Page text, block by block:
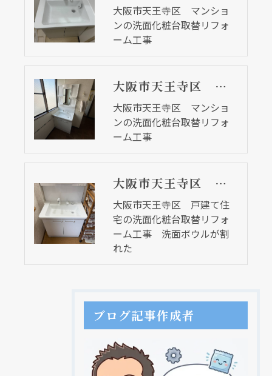
大阪市天王寺区 マンショ
ンの洗面化粧台取替リフォ
ーム工事
大阪市天王寺区 マンションの洗面化粧台取替リフォーム工事
大阪市天王寺区 マンショ
ンの洗面化粧台取替リフォ
ーム工事
大阪市天王寺区 戸建て住宅の洗面化粧台取替リフォーム工事 洗面ボウルが割れた
大阪市天王寺区 戸建て住
宅の洗面化粧台取替リフォ
ーム工事 洗面ボウルが割
れた
ブログ記事作成者